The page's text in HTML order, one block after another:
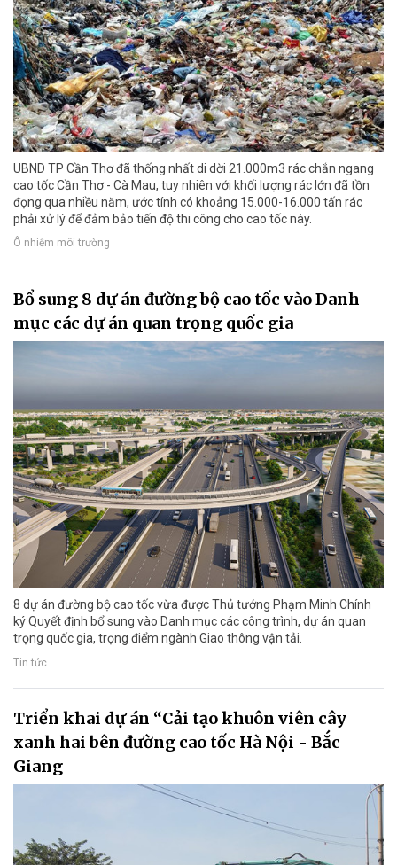
UBND TP Cần Thơ đã thống nhất di dời 21.000m3 rác chắn ngang
cao tốc Cần Thơ - Cà Mau, tuy nhiên với khối lượng rác lớn đã tồn
đọng qua nhiều năm, ước tính có khoảng 15.000-16.000 tấn rác
phải xử lý để đảm bảo tiến độ thi công cho cao tốc này.
Ô nhiễm môi trường
Bổ sung 8 dự án đường bộ cao tốc vào Danh
mục các dự án quan trọng quốc gia
8 dự án đường bộ cao tốc vừa được Thủ tướng Phạm Minh Chính
ký Quyết định bổ sung vào Danh mục các công trình, dự án quan
trọng quốc gia, trọng điểm ngành Giao thông vận tải.
Tin tức
Triển khai dự án “Cải tạo khuôn viên cây
xanh hai bên đường cao tốc Hà Nội - Bắc
Giang